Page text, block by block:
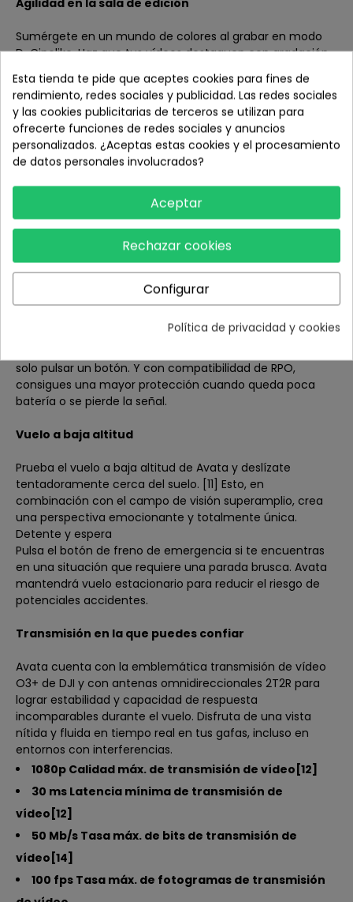
Sumérgete en un mundo de colores al grabar en modo
D-Cinelike. Haz que tus vídeos destaquen con gradación
obra maestra.
Confianza desde la seguridad
Sistema de detección de obstáculos inferior
Además del protector para hélices integrado, Avata
dispone de visión binocular inferior y detección por
infrarrojos ToF para una seguridad aún mayor. Estos
sensores detectan obstáculos por debajo y por encima
¿Quién dijo que la seguridad no es divertida?
botón de freno de emergencia del controlador de
solo pulsar un botón. Y con compatibilidad de RPO,
consigues una mayor protección cuando queda poca
batería o se pierde la señal.
Vuelo a baja altitud
Prueba el vuelo a baja altitud de Avata y deslízate
tentadoramente cerca del suelo. [11] Esto, en
combinación con el campo de visión superamplio, crea
una perspectiva emocionante y totalmente única.
Detente y espera
Pulsa el botón de freno de emergencia si te encuentras
en una situación que requiere una parada brusca. Avata
mantendrá vuelo estacionario para reducir el riesgo de
potenciales accidentes.
Transmisión en la que puedes confiar
Avata cuenta con la emblemática transmisión de vídeo
O3+ de DJI y con antenas omnidireccionales 2T2R para
lograr estabilidad y capacidad de respuesta
incomparables durante el vuelo. Disfruta de una vista
nítida y fluida en tiempo real en tus gafas, incluso en
entornos con interferencias.
1080p Calidad máx. de transmisión de vídeo[12]
30 ms Latencia mínima de transmisión de
vídeo[12]
50 Mb/s Tasa máx. de bits de transmisión de
vídeo[14]
100 fps Tasa máx. de fotogramas de transmisión
Esta tienda te pide que aceptes cookies para fines de
rendimiento, redes sociales y publicidad. Las redes sociales
y las cookies publicitarias de terceros se utilizan para
ofrecerte funciones de redes sociales y anuncios
personalizados. ¿Aceptas estas cookies y el procesamiento
de datos personales involucrados?
Aceptar
Rechazar cookies
Configurar
Política de privacidad y cookies